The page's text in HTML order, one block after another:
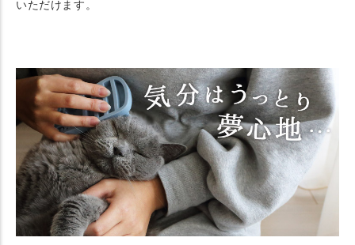
いただけます。